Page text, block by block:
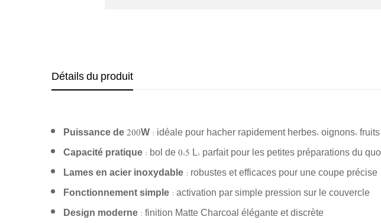
Détails du produit
Puissance de 200W: idéale pour hacher rapidement herbes, oignons,
Capacité pratique: bol de 0,5 L, parfait pour les petites préparations du
Lames en acier inoxydable: robustes et efficaces pour une coupe précise
Fonctionnement simple: activation par simple pression sur le couvercle
Design moderne: finition Matte Charcoal élégante et discrète